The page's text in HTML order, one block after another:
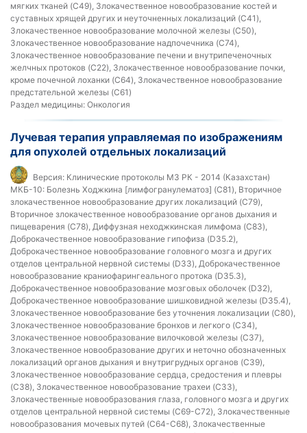
мягких тканей (C49), Злокачественное новообразование костей и
суставных хрящей других и неуточненных локализаций (C41),
Злокачественное новообразование молочной железы (C50),
Злокачественное новообразование надпочечника (C74),
Злокачественное новообразование печени и внутрипеченочных
желчных протоков (C22), Злокачественное новообразование почки,
кроме почечной лоханки (C64), Злокачественное новообразование
предстательной железы (C61)
Раздел медицины: Онкология
Лучевая терапия управляемая по изображениям
для опухолей отдельных локализаций
Версия: Клинические протоколы МЗ РК - 2014 (Казахстан)
МКБ-10: Болезнь Ходжкина [лимфогранулематоз] (C81), Вторичное
злокачественное новообразование других локализаций (C79),
Вторичное злокачественное новообразование органов дыхания и
пищеварения (C78), Диффузная неходжкинская лимфома (C83),
Доброкачественное новообразование гипофиза (D35.2),
Доброкачественное новообразование головного мозга и других
отделов центральной нервной системы (D33), Доброкачественное
новообразование краниофарингеального протока (D35.3),
Доброкачественное новообразование мозговых оболочек (D32),
Доброкачественное новообразование шишковидной железы (D35.4),
Злокачественное новообразование без уточнения локализации (C80),
Злокачественное новообразование бронхов и легкого (C34),
Злокачественное новообразование вилочковой железы (C37),
Злокачественное новообразование других и неточно обозначенных
локализаций органов дыхания и внутригрудных органов (C39),
Злокачественное новообразование сердца, средостения и плевры
(C38), Злокачественное новообразование трахеи (C33),
Злокачественные новообразования глаза, головного мозга и других
отделов центральной нервной системы (C69-C72), Злокачественные
новообразования мочевых путей (C64-C68), Злокачественные